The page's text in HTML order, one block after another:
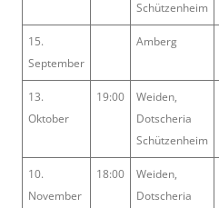
Schützenheim
15.
September
Amberg
13.
Oktober
19:00
Weiden,
Dotscheria
Schützenheim
10.
November
18:00
Weiden,
Dotscheria